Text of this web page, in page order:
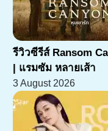
รีวิวซีรีส์ Ransom
| แรมซัม หลายเส้า
3 August 2026